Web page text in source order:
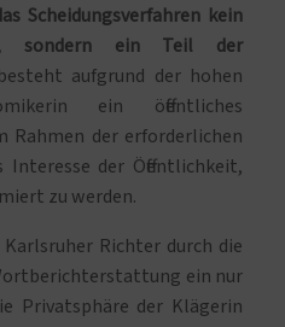
Scheidungsverfahren kein
sondern ein Teil der
aufgrund der hohen
ein öffentliches
Rahmen der erforderlichen
der Öffentlichkeit,
zu werden.
Richter durch die
ein nur
Privatsphäre der Klägerin